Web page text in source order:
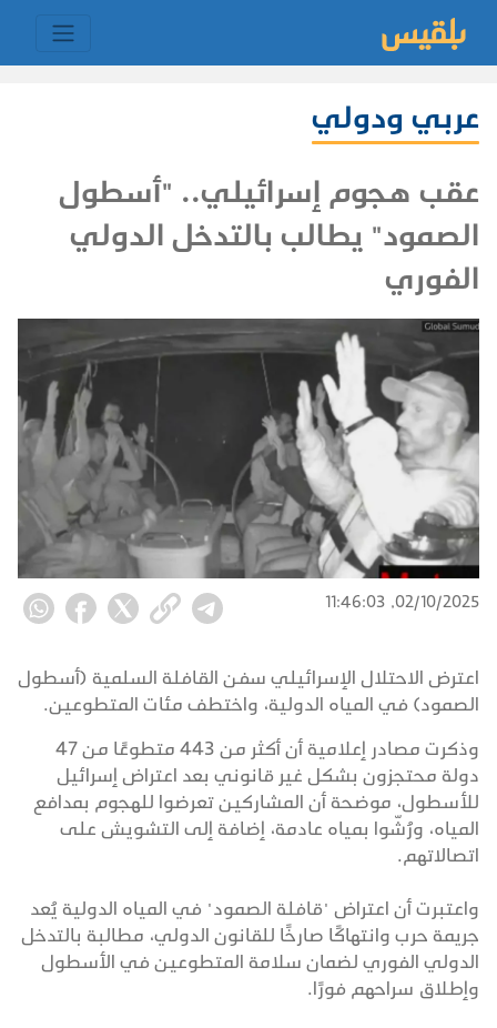
عربي ودولي
عقب هجوم إسرائيلي.. "أسطول
الصمود" يطالب بالتدخل الدولي
الفوري
02/10/2025, 11:46:03
اعترض الاحتلال الإسرائيلي سفن القافلة السلمية (أسطول
الصمود) في المياه الدولية، واختطف مئات المتطوعين.
وذكرت مصادر إعلامية أن أكثر من 443 متطوعًا من 47
دولة محتجزون بشكل غير قانوني بعد اعتراض إسرائيل
للأسطول، موضحة أن المشاركين تعرضوا للهجوم بمدافع
المياه، ورُشّوا بمياه عادمة، إضافة إلى التشويش على
اتصالاتهم.
واعتبرت أن اعتراض "قافلة الصمود" في المياه الدولية يُعد
جريمة حرب وانتهاكًا صارخًا للقانون الدولي، مطالبة بالتدخل
الدولي الفوري لضمان سلامة المتطوعين في الأسطول
وإطلاق سراحهم فورًا.